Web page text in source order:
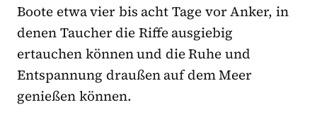
Boote etwa vier bis acht Tage vor Anker, in
denen Taucher die Riffe ausgiebig
ertauchen können und die Ruhe und
Entspannung draußen auf dem Meer
genießen können.